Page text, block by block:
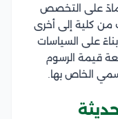
على التخصص
من كلية إلى أخرى
على السياسات
قيمة الرسوم
الخاص بها.